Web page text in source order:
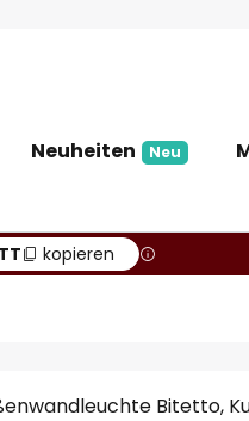
Neuheiten Neu
kopieren
Bitetto,